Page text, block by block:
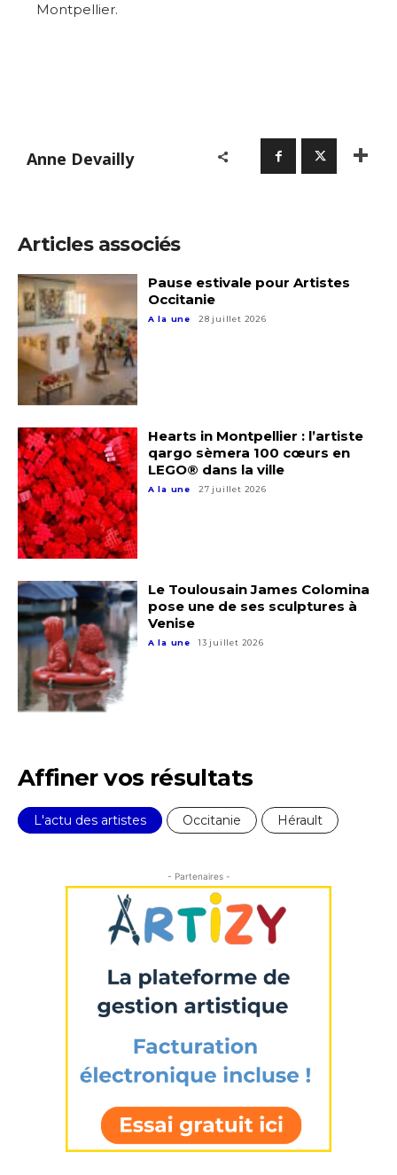
Statut / Organisation
J'accepte les termes et conditions
Statut / Organisation
J'accepte lestermes et conditions
Montpellier.
Anne Devailly
Articles associés
Pause estivale pour Artistes
Occitanie
A la une 28 juillet 2026
Hearts in Montpellier : l’artiste
qargo sèmera 100 cœurs en
LEGO® dans la ville
A la une 27 juillet 2026
Le Toulousain James Colomina
pose une de ses sculptures à
Venise
A la une 13 juillet 2026
Affiner vos résultats
L'actu des artistes Occitanie Hérault
- Partenaires -